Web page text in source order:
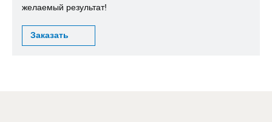
желаемый результат!
Заказать